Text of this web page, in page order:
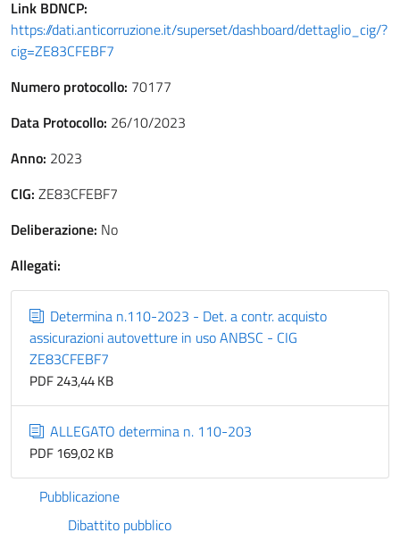
Link BDNCP:
https://dati.anticorruzione.it/superset/dashboard/dettaglio_cig/?
cig=ZE83CFEBF7
Numero protocollo: 70177
Data Protocollo: 26/10/2023
Anno: 2023
CIG: ZE83CFEBF7
Deliberazione: No
Allegati:
Determina n.110-2023 - Det. a contr. acquisto
assicurazioni autovetture in uso ANBSC - CIG
ZE83CFEBF7
PDF 243,44 KB
ALLEGATO determina n. 110-203
PDF 169,02 KB
Pubblicazione
Dibattito pubblico